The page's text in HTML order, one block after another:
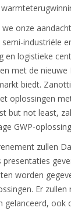
onze
industriële
en logistieke
met de nieuwe
biedt.
oplossingen
but not least,
GWP-
zullen
presentaties
worden
Er zullen
gelanceerd, ook